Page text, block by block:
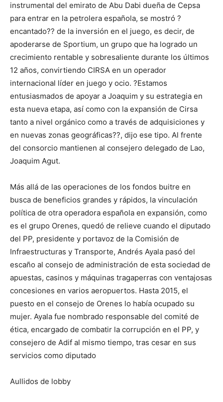
instrumental del emirato de Abu Dabi dueña de Cepsa
para entrar en la petrolera española, se mostró ?
encantado?? de la inversión en el juego, es decir, de
apoderarse de Sportium, un grupo que ha logrado un
crecimiento rentable y sobresaliente durante los últimos
12 años, convirtiendo CIRSA en un operador
internacional líder en juego y ocio. ?Estamos
entusiasmados de apoyar a Joaquim y su estrategia en
esta nueva etapa, así como con la expansión de Cirsa
tanto a nivel orgánico como a través de adquisiciones y
en nuevas zonas geográficas??, dijo ese tipo. Al frente
del consorcio mantienen al consejero delegado de Lao,
Joaquim Agut.
Más allá de las operaciones de los fondos buitre en
busca de beneficios grandes y rápidos, la vinculación
política de otra operadora española en expansión, como
es el grupo Orenes, quedó de relieve cuando el diputado
del PP, presidente y portavoz de la Comisión de
Infraestructuras y Transporte, Andrés Ayala pasó del
escaño al consejo de administración de esta sociedad de
apuestas, casinos y máquinas tragaperras con ventajosas
concesiones en varios aeropuertos. Hasta 2015, el
puesto en el consejo de Orenes lo había ocupado su
mujer. Ayala fue nombrado responsable del comité de
ética, encargado de combatir la corrupción en el PP, y
consejero de Adif al mismo tiempo, tras cesar en sus
servicios como diputado
Aullidos de lobby